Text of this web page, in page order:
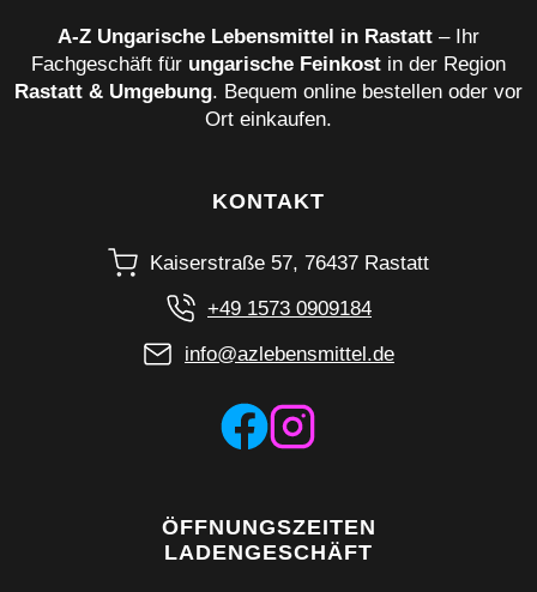
A‑Z Ungarische Lebensmittel in Rastatt – Ihr
Fachgeschäft für ungarische Feinkost in der Region
Rastatt & Umgebung. Bequem online bestellen oder vor
Ort einkaufen.
KONTAKT
Kaiserstraße 57, 76437 Rastatt
+49 1573 0909184
info@azlebensmittel.de
ÖFFNUNGSZEITEN
LADENGESCHÄFT